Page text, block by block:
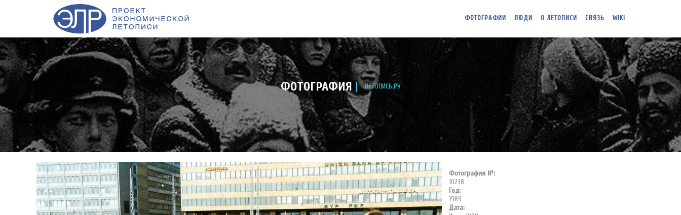
ФОТОГРАФИИ ЛЮДИ О ЛЕТОПИСИ СВЯЗЬ WIKI
ФОТОГРАФИЯ ЛЕТОПИСЬ.РУ
Фотография №:
10238
Год:
1989
Дата: